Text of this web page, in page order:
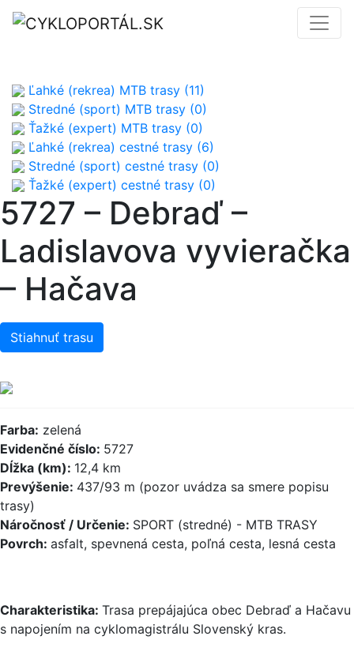
Ľahké (rekrea) MTB trasy (11)
Stredné (sport) MTB trasy (0)
Ťažké (expert) MTB trasy (0)
Ľahké (rekrea) cestné trasy (6)
Stredné (sport) cestné trasy (0)
Ťažké (expert) cestné trasy (0)
5727 – Debraď –
Ladislavova vyvieračka
– Hačava
Stiahnuť trasu
Farba: zelená
Evidenčné číslo: 5727
Dĺžka (km): 12,4 km
Prevýšenie: 437/93 m (pozor uvádza sa smere popisu
trasy)
Náročnosť / Určenie: SPORT (stredné) - MTB TRASY
Povrch: asfalt, spevnená cesta, poľná cesta, lesná cesta
Charakteristika: Trasa prepájajúca obec Debraď a Hačavu
s napojením na cyklomagistrálu Slovenský kras.